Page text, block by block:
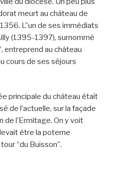
meurt au château de
L”un de ses immédiats
(1395-1397), surnommé
entreprend au château
cours de ses séjours
du château était
de l’actuelle, sur la façade
de l’Ermitage. On y voit
être la poterne
“du Buisson”.